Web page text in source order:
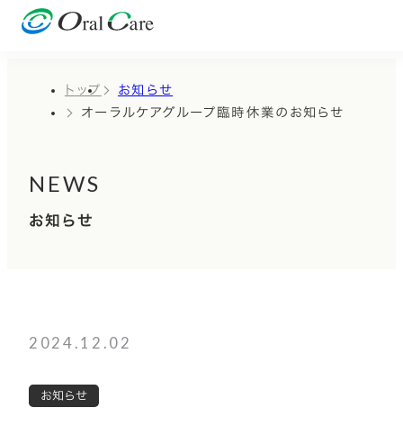
トップ
お知らせ
オーラルケアグループ臨時休業のお知らせ
NEWS
お知らせ
2024.12.02
お知らせ